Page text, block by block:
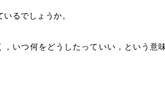
るでしょうか。
いつ何をどうしたっていい，という意